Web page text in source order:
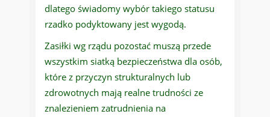
dlatego świadomy wybór takiego statusu
rzadko podyktowany jest wygodą.
Zasiłki wg rządu pozostać muszą przede
wszystkim siatką bezpieczeństwa dla osób,
które z przyczyn strukturalnych lub
zdrowotnych mają realne trudności ze
znalezieniem zatrudnienia na